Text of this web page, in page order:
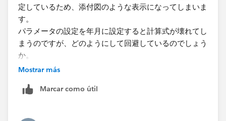
定しているため、添付図のような表示になってしまいま
す。
パラメータの設定を年月に設定すると計算式が壊れてし
まうのですが、どのようにして回避しているのでしょう
か。
Mostrar más
Marcar como útil